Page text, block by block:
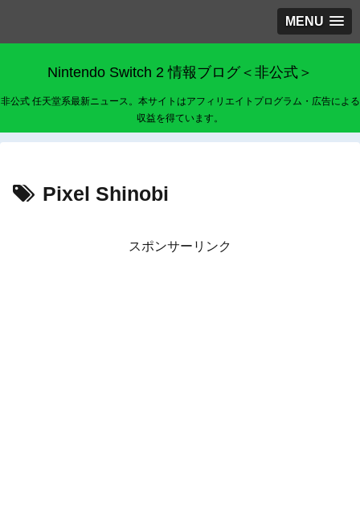
MENU
Nintendo Switch 2 情報ブログ＜非公式＞
非公式 任天堂系最新ニュース。本サイトはアフィリエイトプログラム・広告による
収益を得ています。
Pixel Shinobi
スポンサーリンク